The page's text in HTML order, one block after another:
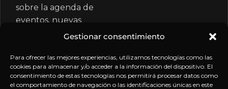
Gestionar consentimiento
Para ofrecer las mejores experiencias, utilizamos tecnologías como las
cookies para almacenar y/o acceder a la información del dispositivo. El
consentimiento de estas tecnologías nos permitirá procesar datos como
el comportamiento de navegación o las identificaciones únicas en este
sobre la agenda de
eventos, nuevas
publicaciones y
suscripción.